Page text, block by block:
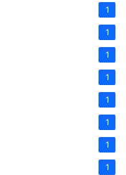
1
1
1
1
1
1
1
1